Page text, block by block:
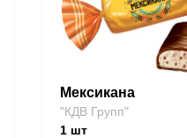
Мексикана
"КДВ Групп"
1шт